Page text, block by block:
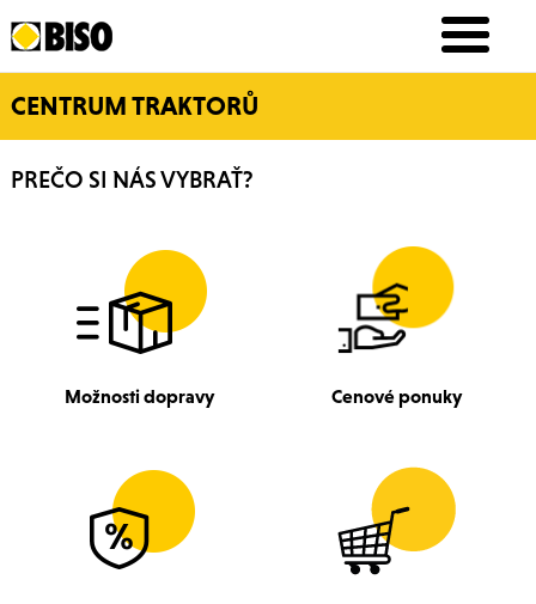
CENTRUM TRAKTORŮ
PREČO SI NÁS VYBRAŤ?
Možnosti dopravy Cenové ponuky